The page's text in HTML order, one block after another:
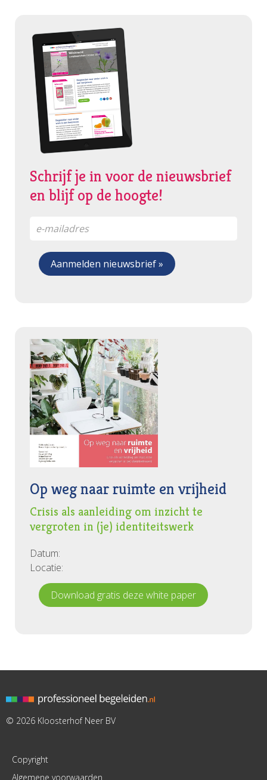
Schrijf je in voor de nieuwsbrief
en blijf op de hoogte!
Op weg naar ruimte en vrijheid
Crisis als aanleiding om inzicht te
vergroten in (je) identiteitswerk
Datum:
Locatie:
Download gratis deze white paper
© 2026 Kloosterhof Neer BV
Copyright
Algemene voorwaarden